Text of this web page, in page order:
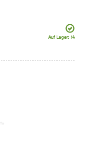
Auf Lager: 14